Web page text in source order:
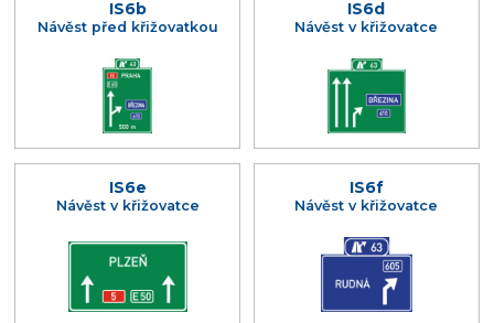
IS6b
Návěst před křižovatkou
IS6d
Návěst v křižovatce
IS6e
Návěst v křižovatce
IS6f
Návěst v křižovatce